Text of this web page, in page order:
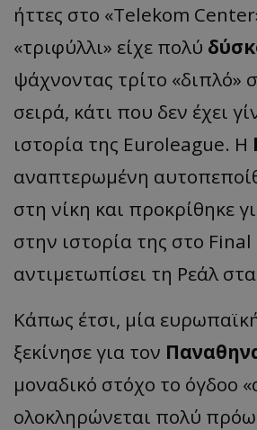
ήττες στο «Telekom
«τριφύλλι» είχε πολύ
ψάχνοντας τρίτο «διπλό»
σειρά, κάτι που δεν έχει
ιστορία της Euroleague. Η
αναπτερωμένη
στη νίκη και προκρίθηκε
στην ιστορία της στο
αντιμετωπίσει τη Ρεάλ
Κάπως έτσι, μία
ξεκίνησε για τον
μοναδικό στόχο το όγδοο
ολοκληρώνεται πολύ